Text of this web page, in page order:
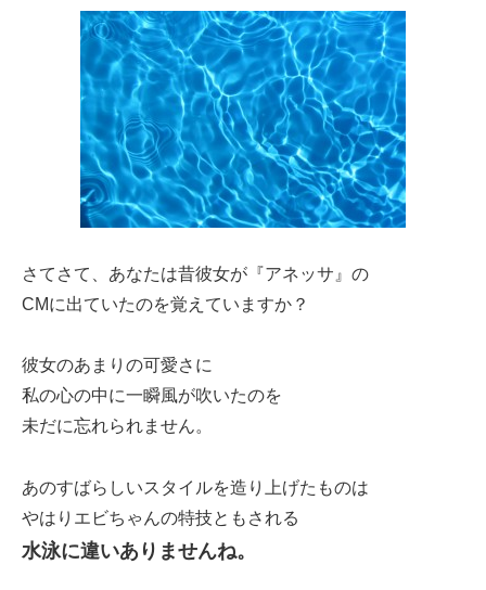
さてさて、あなたは昔彼女が『アネッサ』の
CMに出ていたのを覚えていますか？
彼女のあまりの可愛さに
私の心の中に一瞬風が吹いたのを
未だに忘れられません。
あのすばらしいスタイルを造り上げたものは
やはりエビちゃんの特技ともされる
水泳に違いありませんね。